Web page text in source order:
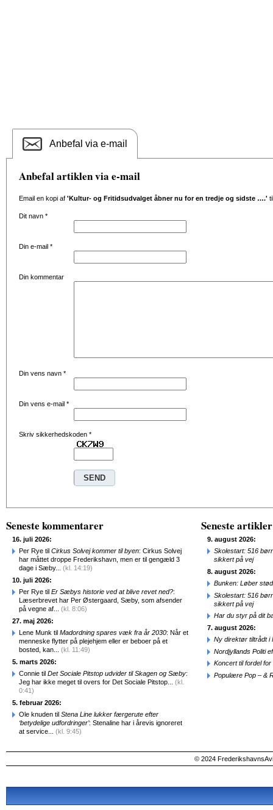
Anbefal via e-mail
Anbefal artiklen via e-mail
Email en kopi af 'Kultur- og Fritidsudvalget åbner nu for en tredje og sidste ….'
Dit navn *
Din e-mail *
Din kommentar
Din vens navn *
Din vens e-mail *
Skriv sikkerhedskoden *
Seneste kommentarer
16. juli 2026:
Per Rye til Cirkus Solvej kommer til byen: Cirkus Solvej
har måttet droppe Frederikshavn, men er til gengæld 3
dage i Sæby... (kl. 14:19)
10. juli 2026:
Per Rye til Er Sæbys historie ved at blive revet ned?:
Læserbrevet har Per Østergaard, Sæby, som afsender
på vegne af... (kl. 8:06)
27. maj 2026:
Lene Munk til Madordning spares væk fra år 2030: Når et
menneske flytter på plejehjem eller er beboer på et
bosted, kan... (kl. 11:49)
5. marts 2026:
Connie til Det Sociale Pitstop udvider til Skagen og Sæby:
Jeg har ikke meget til overs for Det Sociale Pitstop... (kl.
0:41)
5. februar 2026:
Ole knuden til Stena Line lukker færgerute efter
‘betydelige udfordringer’: Stenaline har i årevis ignoreret
at service... (kl. 9:45)
Seneste artikler
9. august 2026:
Skolestart: 516
sikkert på vej
8. august 2026:
Bunken: Løber
Skolestart: 516
sikkert på vej
Har du styr på dit
7. august 2026:
Ny direktør tiltrådt i
Nordjyllands Politi
Koncert til fordel
Populære Pop – &
© 2024